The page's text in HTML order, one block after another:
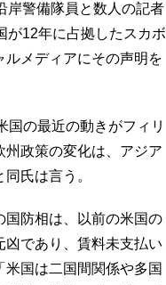
岸警備隊員と数人の記者
が12年に占拠したスカボ
ルメディアにその声明を
の最近の動きがフィリ
州政策の変化は、アジア
氏は言う。
防相は、以前の米国の
であり、賃料未支払い
国は二国間関係や多国